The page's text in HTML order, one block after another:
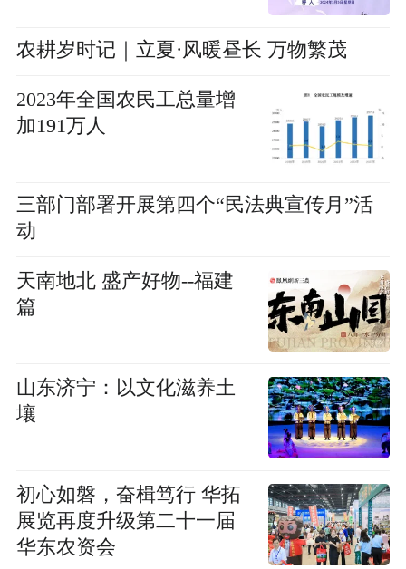
农耕岁时记｜立夏·风暖昼长 万物繁茂
2023年全国农民工总量增
加191万人
三部门部署开展第四个“民法典宣传月”活
动
天南地北 盛产好物--福建
篇
山东济宁：以文化滋养土
壤
初心如磐，奋楫笃行 华拓
展览再度升级第二十一届
华东农资会